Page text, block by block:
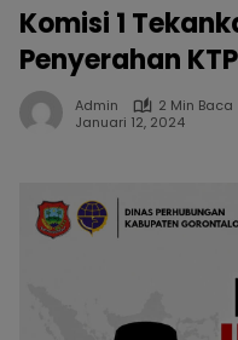
Komisi 1
Penyerahan
Admin
2 Min Baca
Januari 12, 2024